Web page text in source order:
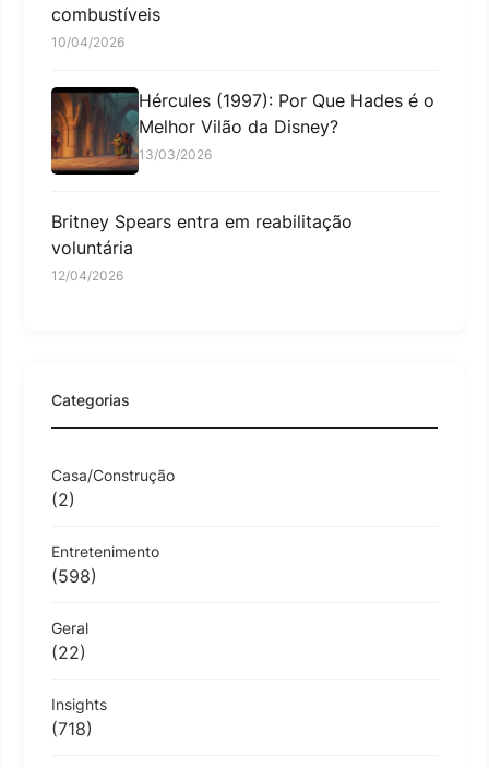
combustíveis
10/04/2026
Hércules (1997): Por Que Hades é o
Melhor Vilão da Disney?
13/03/2026
Britney Spears entra em reabilitação
voluntária
12/04/2026
Categorias
Casa/Construção
(2)
Entretenimento
(598)
Geral
(22)
Insights
(718)